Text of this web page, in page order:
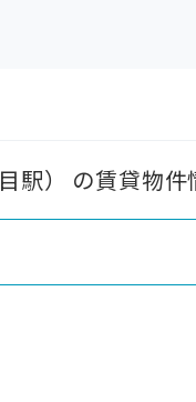
駅） の賃貸物件